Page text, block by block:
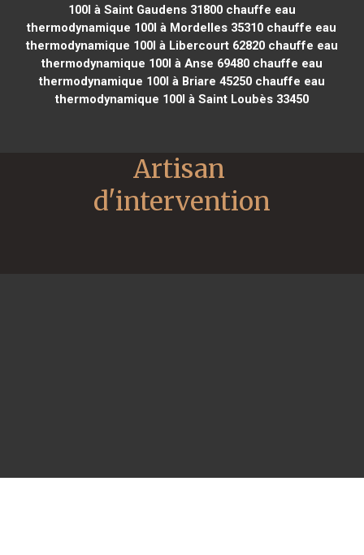
100l à Saint Gaudens 31800chauffe eau
thermodynamique 100l à Mordelles 35310 chauffe eau
thermodynamique 100l à Libercourt 62820chauffe eau
thermodynamique 100l à Anse 69480chauffe eau
thermodynamique 100l à Briare 45250chauffe eau
thermodynamique 100l à Saint Loubès 33450
Artisan
d'intervention